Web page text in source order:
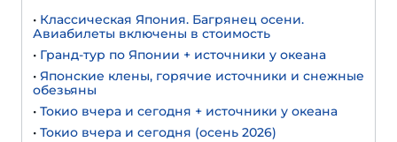
• Классическая Япония. Багрянец осени.
Авиабилеты включены в стоимость
• Гранд-тур по Японии + источники у океана
• Японские клены, горячие источники и снежные
обезьяны
• Токио вчера и сегодня + источники у океана
• Токио вчера и сегодня (осень 2026)